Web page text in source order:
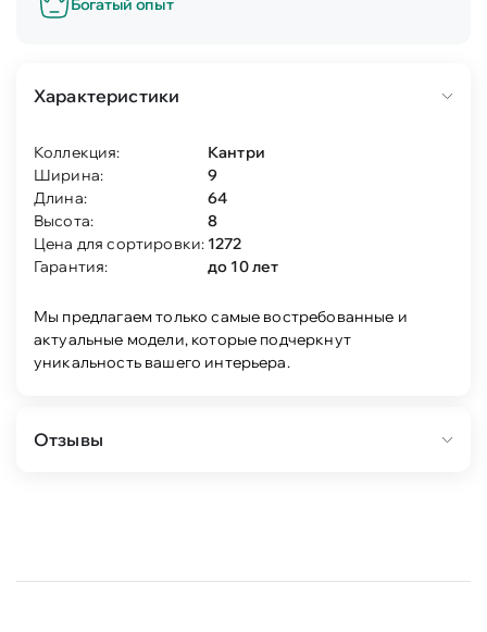
Характеристики
Коллекция:
Кантри
Ширина:
9
Длина:
64
Высота:
8
Цена для сортировки: 1272
Гарантия:
до 10 лет
Мы предлагаем только самые востребованные и
актуальные модели, которые подчеркнут
уникальность вашего интерьера.
Отзывы